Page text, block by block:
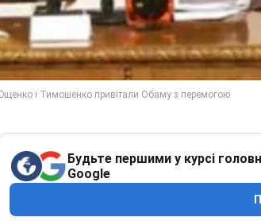
Будьте першими у курсі
Google